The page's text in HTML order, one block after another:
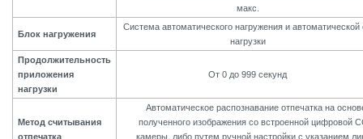
макс.
Блок нагружения
Система автоматического нагружения и
нагрузки
Продолжительность
приложения
нагрузки
От 0 до 999 секунд
Метод считывания
отпечатка
Автоматическое распознавание отпечатка на
полученного изображения со встроенной цифровой
камеры, либо путем ручной настройки с указанием